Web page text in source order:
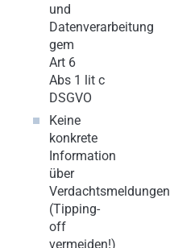
und
Datenverarbeitung
gem
Art 6
Abs 1 lit c
DSGVO
Keine
konkrete
Information
über
Verdachtsmeldungen
(Tipping-
off
vermeiden!)